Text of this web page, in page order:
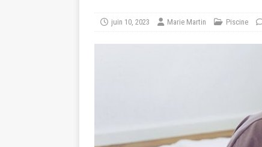
juin 10, 2023 Marie Martin Piscine